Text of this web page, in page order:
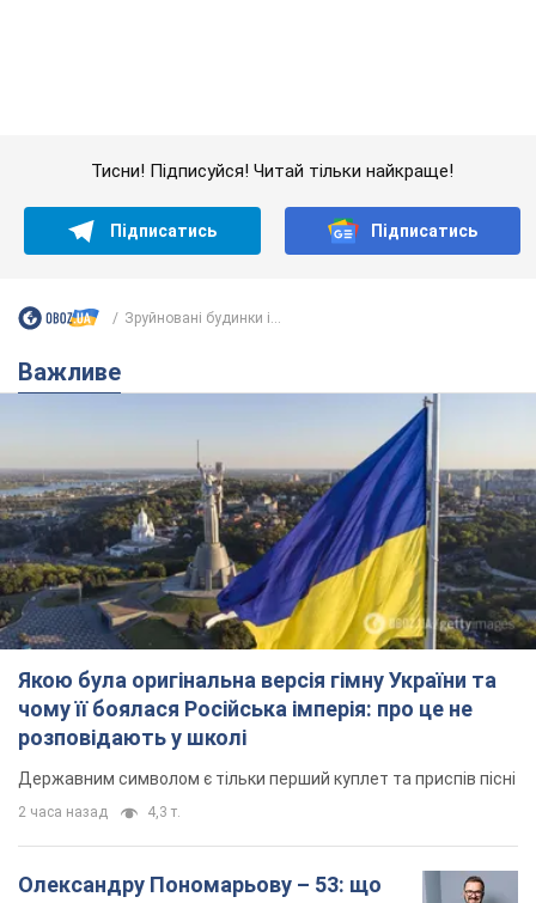
Якою була оригінальна версія гімну України та
чому її боялася Російська імперія: про це не
розповідають у школі
Державним символом є тільки перший куплет та приспів пісні
2 часа назад 4,3 т.
Олександру Пономарьову – 53: що
відомо про трьох дітей секс-
символа 90-х та який вигляд вони
мають
За розвитком кар'єри артист не забував про